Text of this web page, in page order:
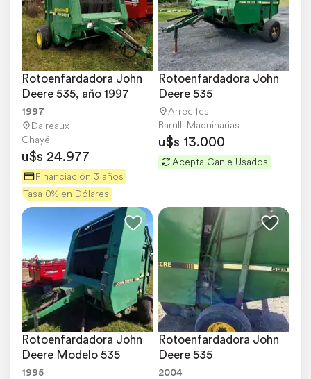
Rotoenfardadora John
Deere 535, año 1997
1997
Daireaux
Chayé
u$s 24.977
Financiación 3 años
Tasa 0% en Dólares
Rotoenfardadora John
Deere 535
Arrecifes
Barulli Maquinarias
u$s 13.000
Acepta Canje Usados
Rotoenfardadora John
Deere Modelo 535
1995
Rotoenfardadora John
Deere 535
2004